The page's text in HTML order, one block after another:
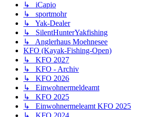
↳ iCapio
↳ sportmohr
↳ Yak-Dealer
↳ SilentHunterYakfishing
↳ Anglerhaus Moehnesee
KFO (Kayak-Fishing-Open)
↳ KFO 2027
↳ KFO - Archiv
↳ KFO 2026
↳ Einwohnermeldeamt
↳ KFO 2025
↳ Einwohnermeleamt KFO 2025
↳ KFO 2024